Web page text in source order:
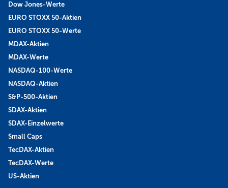
Dow Jones-Werte
EURO STOXX 50-Aktien
EURO STOXX 50-Werte
MDAX-Aktien
MDAX-Werte
NASDAQ-100-Werte
NASDAQ-Aktien
S&P-500-Aktien
SDAX-Aktien
SDAX-Einzelwerte
Small Caps
TecDAX-Aktien
TecDAX-Werte
US-Aktien